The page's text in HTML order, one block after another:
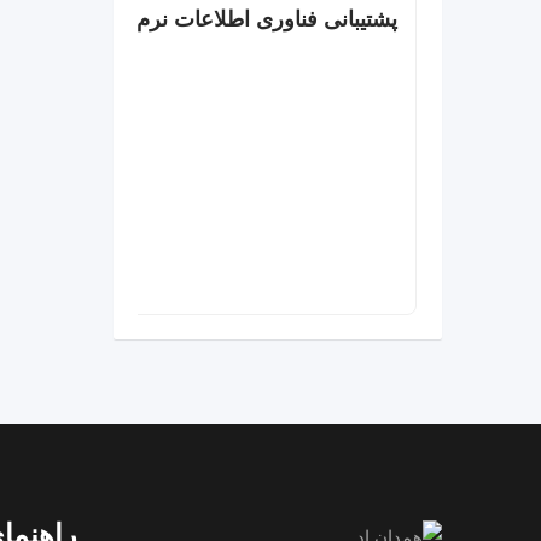
پشتیبانی فناوری اطلاعات نرم افزار و سخت